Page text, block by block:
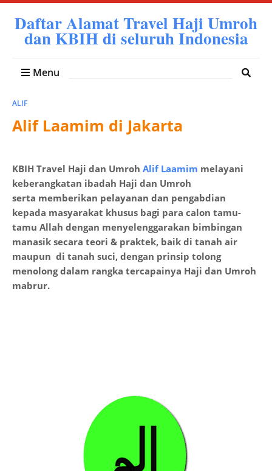
Daftar Alamat Travel Haji Umroh
dan KBIH di seluruh Indonesia
Menu
ALIF
Alif Laamim di Jakarta
KBIH Travel Haji dan Umroh Alif Laamim melayani
keberangkatan ibadah Haji dan Umroh
serta memberikan pelayanan dan pengabdian
kepada masyarakat khusus bagi para calon tamu-
tamu Allah dengan menyelenggarakan bimbingan
manasik secara teori & praktek, baik di tanah air
maupun di tanah suci, dengan prinsip tolong
menolong dalam rangka tercapainya Haji dan Umroh
mabrur.